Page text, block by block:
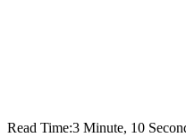
Read Time:3 Minute, 10